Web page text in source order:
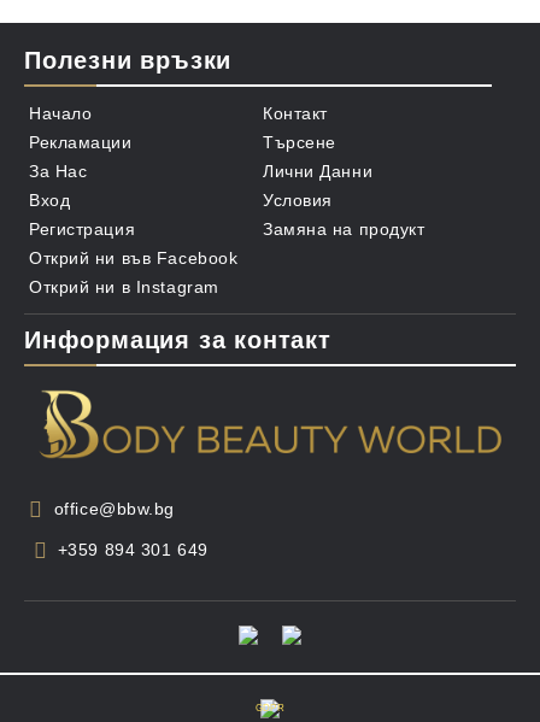
Полезни връзки
Начало
Рекламации
За Нас
Вход
Регистрация
Контакт
Търсене
Лични Данни
Условия
Замяна на продукт
Открий ни във Facebook
Открий ни в Instagram
Информация за контакт
office@bbw.bg
+359 894 301 649
GDPR